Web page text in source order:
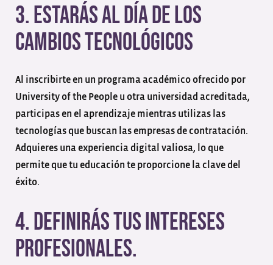
3. Estarás al día de los
cambios tecnológicos
Al inscribirte en un programa académico ofrecido por
University of the People u otra universidad acreditada,
participas en el aprendizaje mientras utilizas las
tecnologías que buscan las empresas de contratación.
Adquieres una experiencia digital valiosa, lo que
permite que tu educación te proporcione la clave del
éxito.
4. Definirás tus intereses
profesionales.